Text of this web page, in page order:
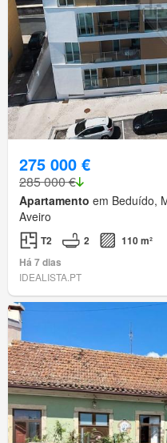
275 000 €
285 000 €
Apartamento em Beduído,
Aveiro
T2 2
110 m²
Há 7 dias
IDEALISTA.PT